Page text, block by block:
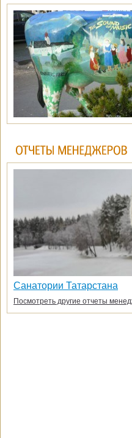
Санатории Татарстана
Посмотреть другие отчеты